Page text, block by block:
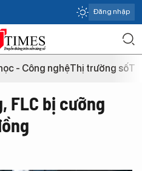
Đăng nhập
- Công nghệThị trường số
FLC bị cưỡng